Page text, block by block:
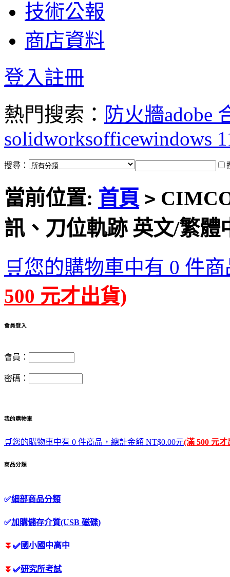
技術公報
商店資料
登入註冊
熱門搜索： 防火牆adobe
solidworksofficewindows
搜尋：
當前位置: 首頁 >
訊、刀位軌跡 英文/繁體
🛒您的購物車中有 0 件
500 元才出貨)
會員登入
會員：
密碼：
我的購物車
🛒您的購物車中有 0 件商品，總計金額 NT$0.00元(滿 500 元才
商品分類
✅細部商品分類
✅加購儲存介質(USB 磁碟)
⏬ ✅國小國中高中
⏬ ✅研究所考試